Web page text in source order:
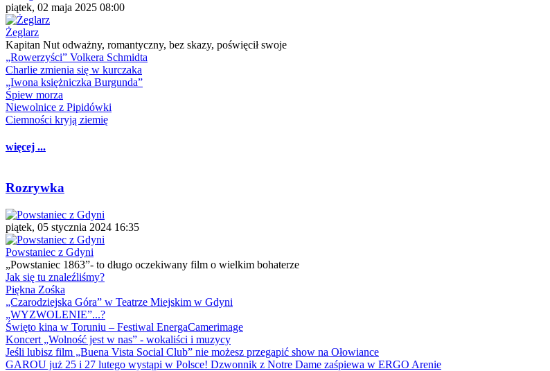
piątek, 02 maja 2025 08:00
Żeglarz
Kapitan Nut odważny, romantyczny, bez skazy, poświęcił swoje
„Rowerzyści” Volkera Schmidta
Charlie zmienia się w kurczaka
„Iwona księżniczka Burgunda”
Śpiew morza
Niewolnice z Pipidówki
Ciemności kryją ziemię
więcej ...
Rozrywka
piątek, 05 stycznia 2024 16:35
Powstaniec z Gdyni
„Powstaniec 1863”- to długo oczekiwany film o wielkim bohaterze
Jak się tu znaleźliśmy?
Piękna Zośka
„Czarodziejska Góra” w Teatrze Miejskim w Gdyni
„WYZWOLENIE”...?
Święto kina w Toruniu – Festiwal EnergaCamerimage
Koncert „Wolność jest w nas” - wokaliści i muzycy
Jeśli lubisz film „Buena Vista Social Club” nie możesz przegapić show na Ołowiance
GAROU już 25 i 27 lutego wystąpi w Polsce! Dzwonnik z Notre Dame zaśpiewa w ERGO Arenie